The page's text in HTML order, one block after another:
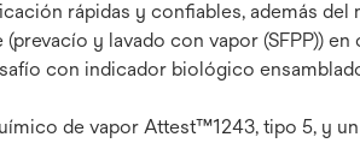
rápidas y confiables, además del
y lavado con vapor (SFPP))
con indicador biológico
de vapor Attest™1243, tipo 5, y